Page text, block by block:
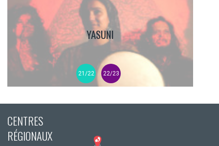
YASUNI
21/22 22/23
CENTRES
RÉGIONAUX